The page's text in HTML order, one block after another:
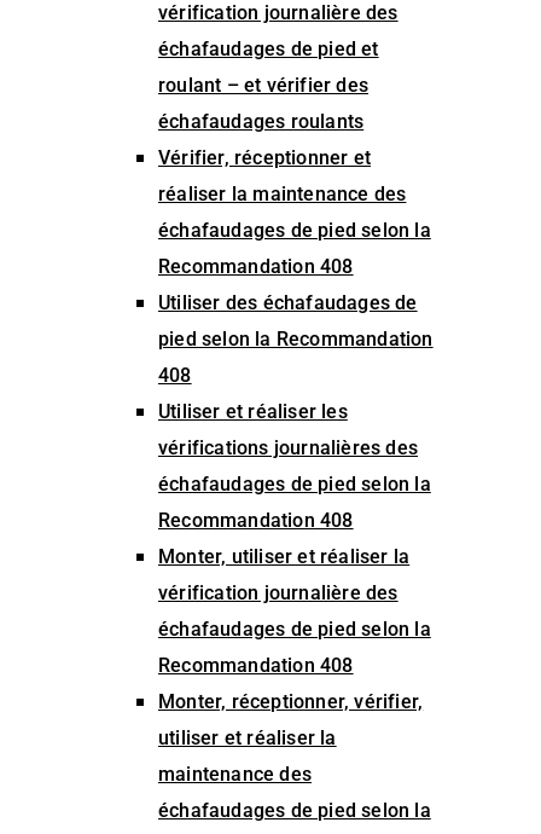
vérification journalière des
échafaudages de pied et
roulant – et vérifier des
échafaudages roulants
Vérifier, réceptionner et
réaliser la maintenance des
échafaudages de pied selon la
Recommandation 408
Utiliser des échafaudages de
pied selon la Recommandation
408
Utiliser et réaliser les
vérifications journalières des
échafaudages de pied selon la
Recommandation 408
Monter, utiliser et réaliser la
vérification journalière des
échafaudages de pied selon la
Recommandation 408
Monter, réceptionner, vérifier,
utiliser et réaliser la
maintenance des
échafaudages de pied selon la